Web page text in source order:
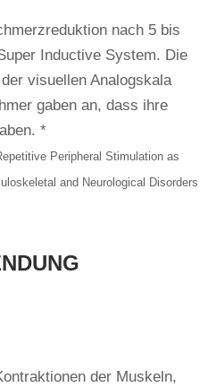
nach 5 bis
Inductive System. Die
visuellen Analogskala
gaben an, dass ihre
*
Peripheral Stimulation as
and Neurological Disorders
der Muskeln,